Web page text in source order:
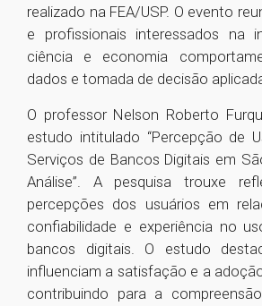
realizado na FEA/USP. O evento
e profissionais interessados na
ciência e economia
dados e tomada de decisão
O professor Nelson Roberto
estudo intitulado “Percepção de
Serviços de Bancos Digitais em
Análise”. A pesquisa trouxe
percepções dos usuários em
confiabilidade e experiência no
bancos digitais. O estudo
influenciam a satisfação e a
contribuindo para a